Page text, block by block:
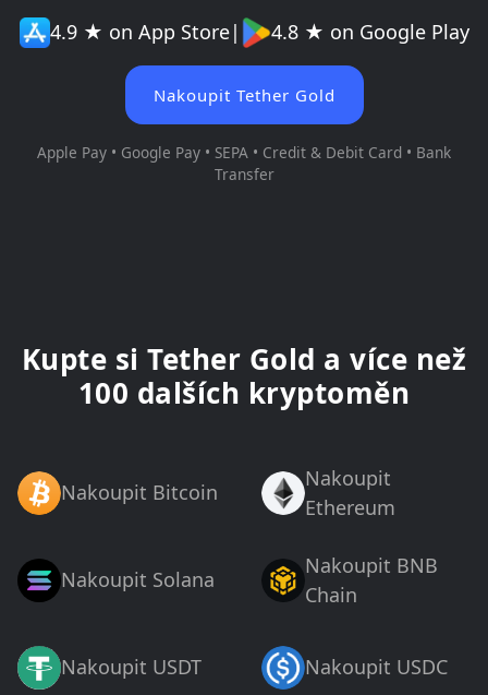
4.9 ★ on App Store| 4.8 ★ on Google Play
Nakoupit Tether Gold
Apple Pay • Google Pay • SEPA • Credit & Debit Card • Bank
Transfer
Kupte si Tether Gold a více než
100 dalších kryptoměn
Nakoupit Bitcoin
Nakoupit
Ethereum
Nakoupit Solana
Nakoupit BNB
Chain
Nakoupit USDT Nakoupit USDC